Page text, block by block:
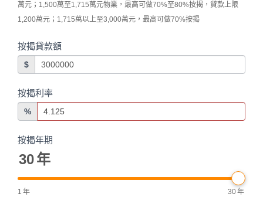
萬元；1,500萬至1,715萬元物業，最高可做70%至80%按揭，貸款上限
1,200萬元；1,715萬以上至3,000萬元，最高可做70%按揭
按揭貸款額
$
按揭利率
%
按揭年期
30年
1 年 30年